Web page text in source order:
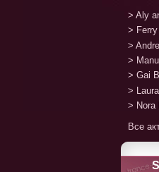
> Aly
>
>
>
> Gai
>
> Nora
Все